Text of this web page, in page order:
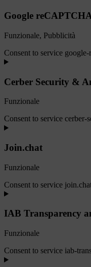
Google
Funzionale, Pubblicità
Consent to service google-
Cerber Security &
Funzionale
Consent to service cerber-
Join.chat
Funzionale
Consent to service
IAB Transparency
Funzionale
Consent to service iab-